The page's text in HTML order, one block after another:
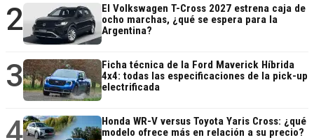
2
El Volkswagen T-Cross 2027 estrena caja de
ocho marchas, ¿qué se espera para la
Argentina?
3
Ficha técnica de la Ford Maverick Híbrida
4x4: todas las especificaciones de la pick-up
electrificada
4
Honda WR-V versus Toyota Yaris Cross: ¿qué
modelo ofrece más en relación a su precio?